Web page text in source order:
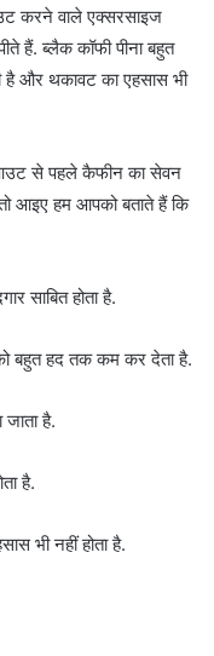
करने वाले एक्सरसाइज
हैं. ब्लैक कॉफी पीना बहुत
है और थकावट का एहसास भी
से पहले कैफीन का सेवन
आइए हम आपको बताते हैं कि
साबित होता है.
बहुत हद तक कम कर देता है.
है.
है.
भी नहीं होता है.